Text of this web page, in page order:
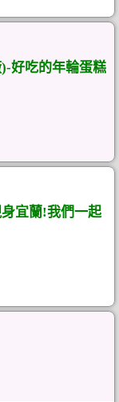
好吃的年輪蛋糕
宜蘭!我們一起